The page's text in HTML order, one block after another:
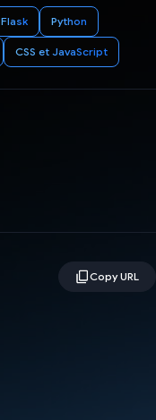
Flask Python
CSS et JavaScript